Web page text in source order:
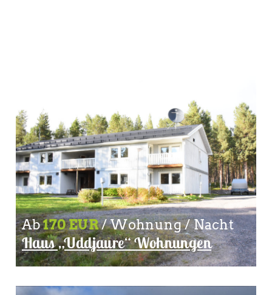
Ab170 EUR/ Wohnung / Nacht
Haus „Uddjaure“ Wohnungen